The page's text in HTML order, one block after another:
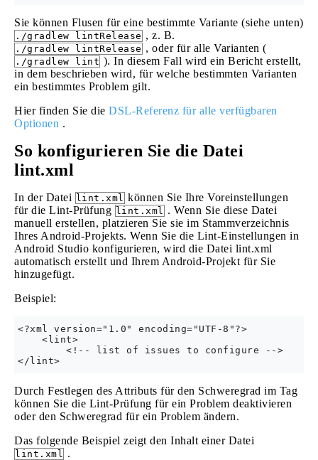
Sie können Flusen für eine bestimmte Variante (siehe unten)
./gradlew lintRelease , z. B.
./gradlew lintRelease , oder für alle Varianten (
./gradlew lint ). In diesem Fall wird ein Bericht erstellt,
in dem beschrieben wird, für welche bestimmten Varianten
ein bestimmtes Problem gilt.
Hier finden Sie die DSL-Referenz für alle verfügbaren
Optionen .
So konfigurieren Sie die Datei
lint.xml
In der Datei lint.xml können Sie Ihre Voreinstellungen
für die Lint-Prüfung lint.xml . Wenn Sie diese Datei
manuell erstellen, platzieren Sie sie im Stammverzeichnis
Ihres Android-Projekts. Wenn Sie die Lint-Einstellungen in
Android Studio konfigurieren, wird die Datei lint.xml
automatisch erstellt und Ihrem Android-Projekt für Sie
hinzugefügt.
Beispiel:
<?xml version="1.0" encoding="UTF-8"?>
    <lint>
        <!-- list of issues to configure -->
Durch Festlegen des Attributs für den Schweregrad im Tag
können Sie die Lint-Prüfung für ein Problem deaktivieren
oder den Schweregrad für ein Problem ändern.
Das folgende Beispiel zeigt den Inhalt einer Datei
lint.xml .